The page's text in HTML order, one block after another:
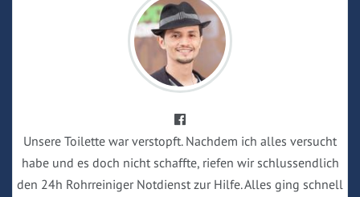
Unsere Toilette war verstopft. Nachdem ich alles versucht
habe und es doch nicht schaffte, riefen wir schlussendlich
den 24h Rohrreiniger Notdienst zur Hilfe. Alles ging schnell